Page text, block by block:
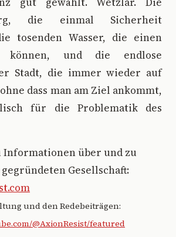
die einmal Sicherheit
tosenden Wasser, die einen
können, und die endlose
Stadt, die immer wieder auf
dass man am Ziel ankommt,
für die Problematik des
Informationen über und zu
Gesellschaft:
und den Redebeiträgen:
@AxionResist/featured